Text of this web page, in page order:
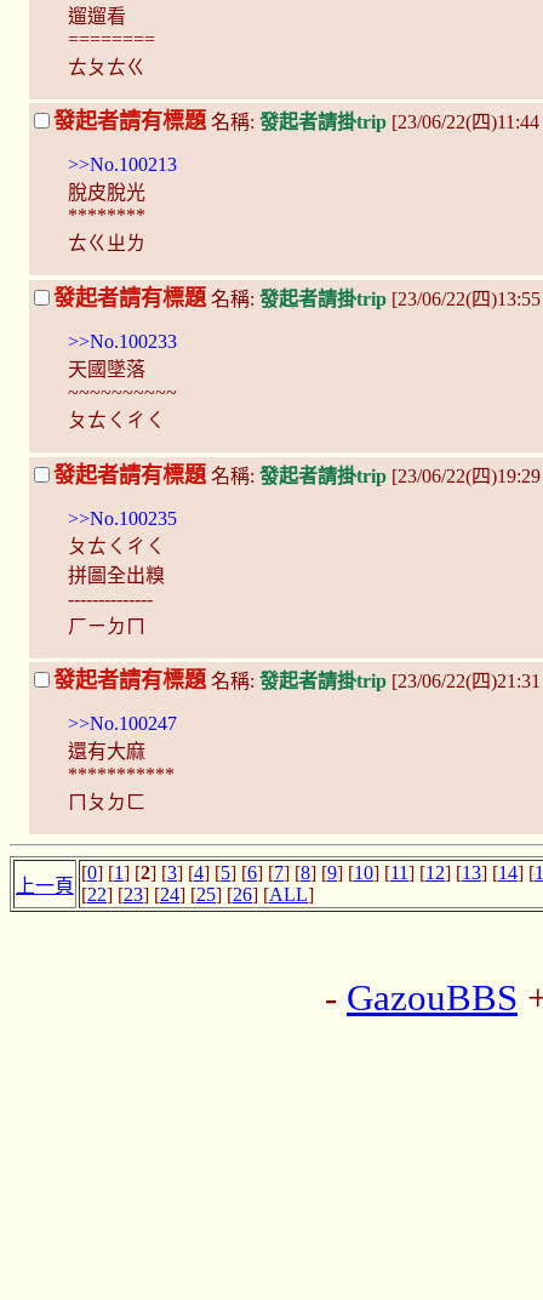
遛遛看
========
ㄊㄆㄊㄍ
發起者請有標題名稱: 發起者請掛trip [23/06/22(四
>>No.100213
脫皮脫光
********
ㄊㄍㄓㄌ
發起者請有標題 名稱: 發起者請掛trip [23/06/22(四
>>No.100233
天國墜落
~~~~~~~~~~
ㄆㄊㄑㄔㄑ
發起者請有標題 名稱: 發起者請掛trip [23/06/22(四
>>No.100235
ㄆㄊㄑㄔㄑ
拼圖全出糗
--------------
ㄏㄧㄉㄇ
發起者請有標題名稱: 發起者請掛trip [23/06/22(四
>>No.100247
還有大麻
***********
ㄇㄆㄉㄈ
上一頁
[0] [1] [2] [3] [4] [5] [6] [7] [8] [9] [10] [11] [12] [13] [14] [
[22] [23] [24] [25] [26] [ALL]
- GazouBBS